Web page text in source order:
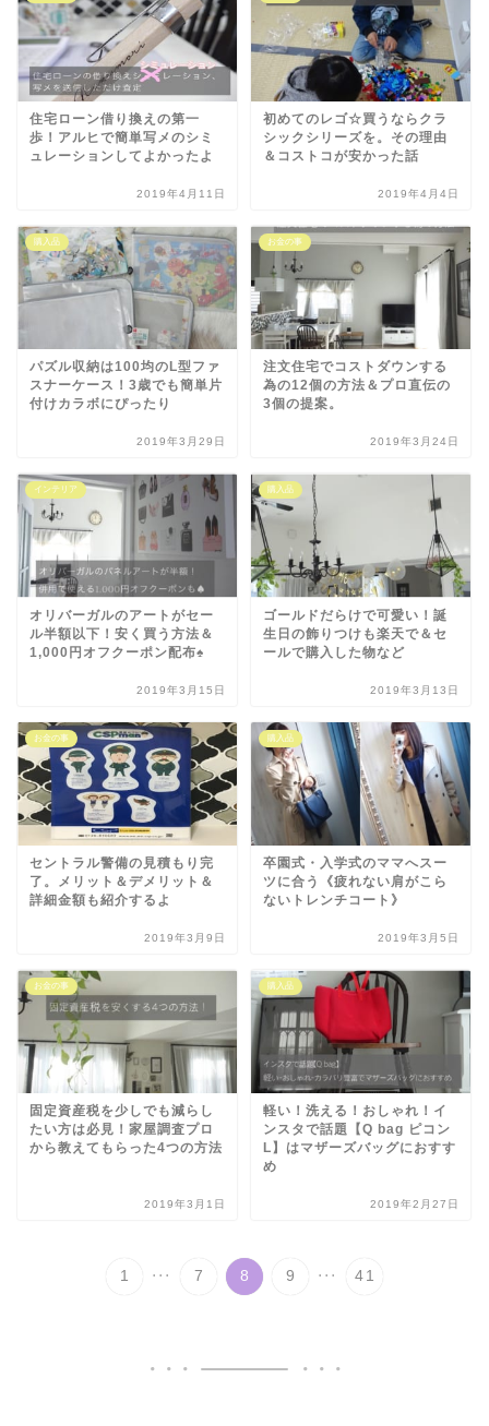
住宅ローン借り換えの第一
歩！アルヒで簡単写メのシミ
ュレーションしてよかったよ
2019年4月11日
初めてのレゴ☆買うならクラ
シックシリーズを。その理由
＆コストコが安かった話
2019年4月4日
購入品
パズル収納は100均のL型ファ
スナーケース！3歳でも簡単片
付けカラボにぴったり
2019年3月29日
お金の事
注文住宅でコストダウンする
為の12個の方法＆プロ直伝の
3個の提案。
2019年3月24日
インテリア
オリバーガルのアートがセー
ル半額以下！安く買う方法＆
1,000円オフクーポン配布♠
2019年3月15日
購入品
ゴールドだらけで可愛い！誕
生日の飾りつけも楽天で＆セ
ールで購入した物など
2019年3月13日
お金の事
セントラル警備の見積もり完
了。メリット＆デメリット＆
詳細金額も紹介するよ
2019年3月9日
購入品
卒園式・入学式のママへスー
ツに合う《疲れない肩がこら
ないトレンチコート》
2019年3月5日
お金の事
固定資産税を少しでも減らし
たい方は必見！家屋調査プロ
から教えてもらった4つの方法
2019年3月1日
購入品
軽い！洗える！おしゃれ！イ
ンスタで話題【Q bag ピコン
L】はマザーズバッグにおすす
め
2019年2月27日
1 ... 7 8 9 ... 41